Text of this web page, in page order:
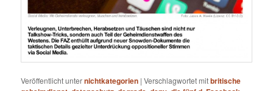
Veröffentlicht unternichtkategorien |Verschlagwortet mitbritische